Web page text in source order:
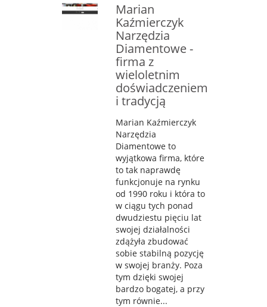
Marian
Kaźmierczyk
Narzędzia
Diamentowe -
firma z
wieloletnim
doświadczeniem
i tradycją
Marian Kaźmierczyk
Narzędzia
Diamentowe to
wyjątkowa firma, które
to tak naprawdę
funkcjonuje na rynku
od 1990 roku i która to
w ciągu tych ponad
dwudziestu pięciu lat
swojej działalności
zdążyła zbudować
sobie stabilną pozycję
w swojej branży. Poza
tym dzięki swojej
bardzo bogatej, a przy
tym równie...